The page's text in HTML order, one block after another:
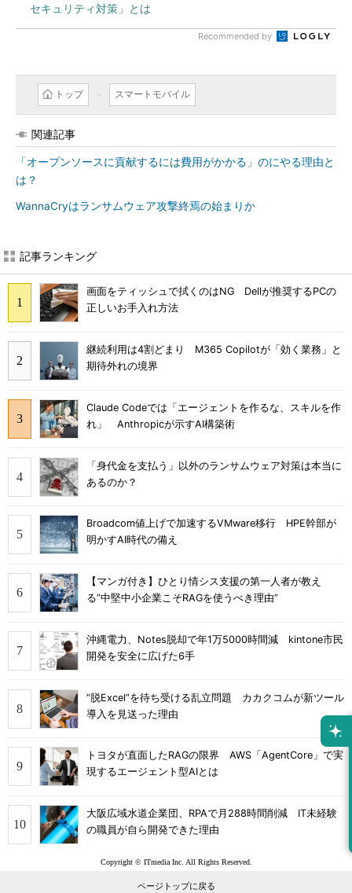
セキュリティ対策」とは
Recommended by
トップ スマートモバイル
関連記事
「オープンソースに貢献するには費用がかかる」のにやる理由と
は？
WannaCryはランサムウェア攻撃終焉の始まりか
記事ランキング
画面をティッシュで拭くのはNG Dellが推奨するPCの
正しいお手入れ方法
継続利用は4割どまり M365 Copilotが「効く業務」と
期待外れの境界
Claude Codeでは「エージェントを作るな、スキルを作
れ」 Anthropicが示すAI構築術
「身代金を支払う」以外のランサムウェア対策は本当に
あるのか？
Broadcom値上げで加速するVMware移行 HPE幹部が
明かすAI時代の備え
【マンガ付き】ひとり情シス支援の第一人者が教え
る”中堅中小企業こそRAGを使うべき理由”
沖縄電力、Notes脱却で年1万5000時間減 kintone市民
開発を安全に広げた6手
“脱Excel”を待ち受ける乱立問題 カカクコムが新ツール
導入を見送った理由
トヨタが直面したRAGの限界 AWS「AgentCore」で実
現するエージェント型AIとは
大阪広域水道企業団、RPAで月288時間削減 IT未経験
の職員が自ら開発できた理由
Copyright © ITmedia Inc. All Rights Reserved.
ページトップに戻る